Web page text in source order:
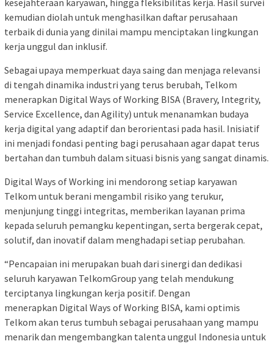
kesejahteraan karyawan, hingga fleksibilitas kerja. Hasil survei
kemudian diolah untuk menghasilkan daftar perusahaan
terbaik di dunia yang dinilai mampu menciptakan lingkungan
kerja unggul dan inklusif.
Sebagai upaya memperkuat daya saing dan menjaga relevansi
di tengah dinamika industri yang terus berubah, Telkom
menerapkan Digital Ways of Working BISA (Bravery, Integrity,
Service Excellence, dan Agility) untuk menanamkan budaya
kerja digital yang adaptif dan berorientasi pada hasil. Inisiatif
ini menjadi fondasi penting bagi perusahaan agar dapat terus
bertahan dan tumbuh dalam situasi bisnis yang sangat dinamis.
Digital Ways of Working ini mendorong setiap karyawan
Telkom untuk berani mengambil risiko yang terukur,
menjunjung tinggi integritas, memberikan layanan prima
kepada seluruh pemangku kepentingan, serta bergerak cepat,
solutif, dan inovatif dalam menghadapi setiap perubahan.
“Pencapaian ini merupakan buah dari sinergi dan dedikasi
seluruh karyawan TelkomGroup yang telah mendukung
terciptanya lingkungan kerja positif. Dengan
menerapkan Digital Ways of Working BISA, kami optimis
Telkom akan terus tumbuh sebagai perusahaan yang mampu
menarik dan mengembangkan talenta unggul Indonesia untuk